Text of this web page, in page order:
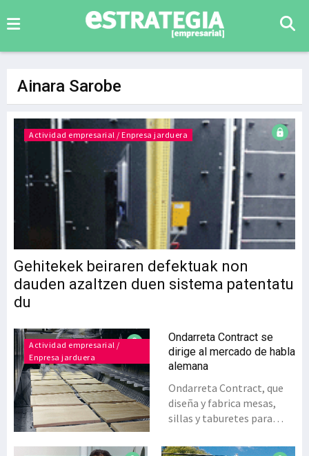
Ainara Sarobe
Gehitekek beiraren defektuak non
dauden azaltzen duen sistema patentatu
du
Actividad empresarial / Enpresa jarduera
Actividad empresarial /
Enpresa jarduera
Ondarreta Contract se
dirige al mercado de habla
alemana
Ondarreta Contract, que
diseña y fabrica mesas,
sillas y taburetes para
centrará sus esfuerzos en